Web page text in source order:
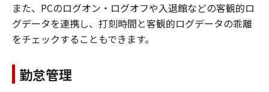
​また、PCのログオン・ログオフや入退館などの客観的ロ
グデータを連携し、打刻時間と客観的ログデータの乖離
をチェックすることもできます。
勤怠管理